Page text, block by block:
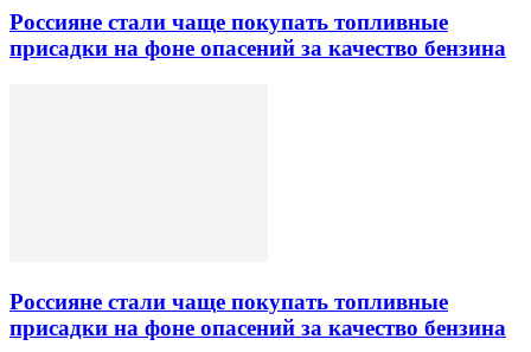
Россияне стали чаще покупать топливные
присадки на фоне опасений за качество бензина
Россияне стали чаще покупать топливные
присадки на фоне опасений за качество бензина